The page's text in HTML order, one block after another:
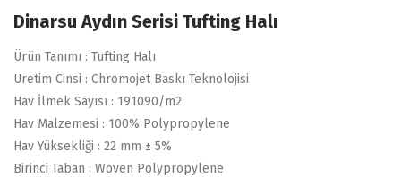
Dinarsu Aydın Serisi Tufting Halı
Ürün Tanımı : Tufting Halı
Üretim Cinsi : Chromojet Baskı Teknolojisi
Hav İlmek Sayısı : 191090/m2
Hav Malzemesi : 100% Polypropylene
Hav Yüksekliği : 22 mm ± 5%
Birinci Taban : Woven Polypropylene